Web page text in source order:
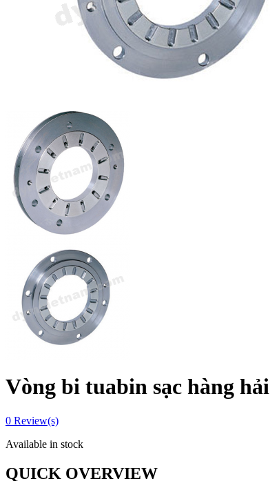
Vòng bi tuabin sạc hàng hải
0 Review(s)
Available in stock
QUICK OVERVIEW